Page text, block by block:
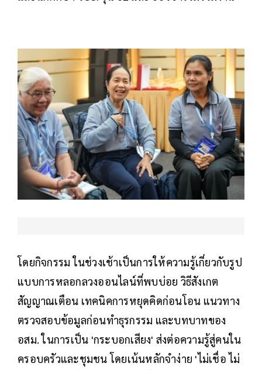
โดยกิจกรรม ในช่วงเช้าเป็นการให้ความรู้เกี่ยวกับรูป
แบบการหลอกลวงออนไลน์ที่พบบ่อย วิธีสังเกต
สัญญาณเตือน เทคนิคการหยุดคิดก่อนโอน แนวทาง
ตรวจสอบข้อมูลก่อนทำธุรกรรม และบทบาทของ
อสม. ในการเป็น 'กระบอกเสียง' ส่งต่อความรู้สู่คนใน
ครอบครัวและชุมชน โดยเน้นหลักจำง่าย 'ไม่เชื่อ ไม่